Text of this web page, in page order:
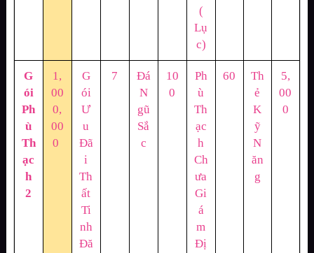
(
Lụ
c)
G
ói
Ph
ù
Th
ạc
h
2
1,
00
0,
00
0
G
ói
Ư
u
Đã
i
Th
ất
Ti
nh
Đă
7
Đá
N
gũ
Sắ
c
10
0
Ph
ù
Th
ạc
h
Ch
ưa
Gi
á
m
Đị
60
Th
ẻ
K
ỹ
N
ăn
g
5,
00
0